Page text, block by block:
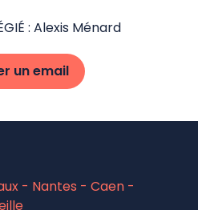
: Alexis Ménard
un email
- Nantes - Caen -